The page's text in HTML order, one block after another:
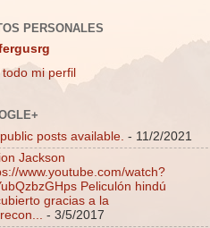
PERSONALES
todo mi perfil
posts available. - 11/2/2021
Jackson
www.youtube.com/watch?
Peliculón hindú
gracias a la
- 3/5/2017